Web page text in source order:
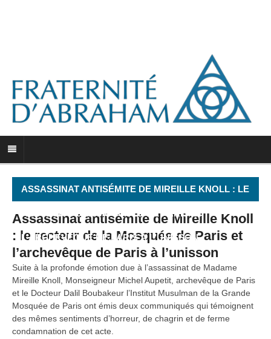
ASSASSINAT ANTISÉMITE DE MIREILLE KNOLL : LE
RECTEUR DE LA MOSQUÉE DE PARIS ET
L’ARCHEVÊQUE DE PARIS À L’UNISSON
Assassinat antisémite de Mireille Knoll
: le recteur de la Mosquée de Paris et
l’archevêque de Paris à l’unisson
Suite à la profonde émotion due à l’assassinat de Madame
Mireille Knoll, Monseigneur Michel Aupetit, archevêque de Paris
et le Docteur Dalil Boubakeur l’Institut Musulman de la Grande
Mosquée de Paris ont émis deux communiqués qui témoignent
des mêmes sentiments d’horreur, de chagrin et de ferme
condamnation de cet acte.